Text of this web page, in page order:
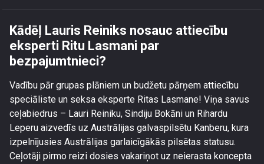
Kādēļ Lauris Reiniks nosauc attiecību
eksperti Ritu Lasmani par
bezpajumtnieci?
Vadību pār grupas plāniem un budžetu pārņem attiecību
speciāliste un seksa eksperte Ritas Lasmane! Viņa savus
ceļabiedrus – Lauri Reiniku, Sindiju Bokāni un Rihardu
Leperu aizvedīs uz Austrālijas galvaspilsētu Kanberu, kura
izpelnījusies Austrālijas garlaicīgākās pilsētas statusu.
Ceļotāji pirmo reizi dosies vakariņot uz neierasta koncepta